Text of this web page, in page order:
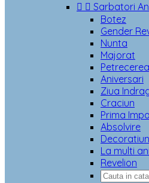
  Sarbatori
Botez
Gender
Nunta
Majorat
Aniversari
Ziua
Craciun
Prima
Absolvire
La multi
Revelion